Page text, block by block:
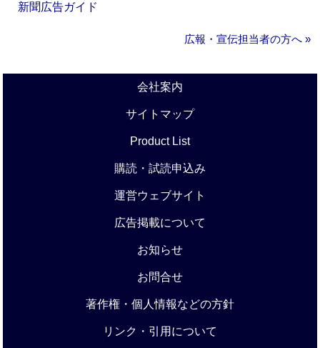
新聞広告ガイド
広報・宣伝担当者の方へ »
会社案内
サイトマップ
Product List
購読・試読申込み
運営ウェブサイト
広告掲載について
お知らせ
お問合せ
著作権・個人情報などの方針
リンク・引用について